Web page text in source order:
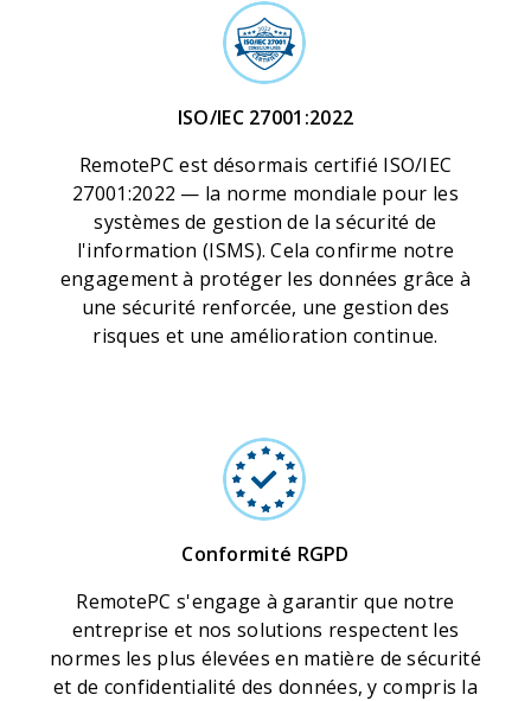
ISO/IEC 27001:2022
RemotePC est désormais certifié ISO/IEC
27001:2022 — la norme mondiale pour les
systèmes de gestion de la sécurité de
l'information (ISMS). Cela confirme notre
engagement à protéger les données grâce à
une sécurité renforcée, une gestion des
risques et une amélioration continue.
Conformité RGPD
RemotePC s'engage à garantir que notre
entreprise et nos solutions respectent les
normes les plus élevées en matière de sécurité
et de confidentialité des données, y compris la